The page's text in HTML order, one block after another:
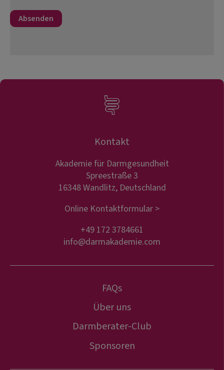
Kontakt
Akademie für Darmgesundheit
Spreestraße 3
16348 Wandlitz, Deutschland
Online Kontaktformular >
+49 172 3784661
info@darmakademie.com
FAQs
Über uns
Darmberater-Club
Sponsoren